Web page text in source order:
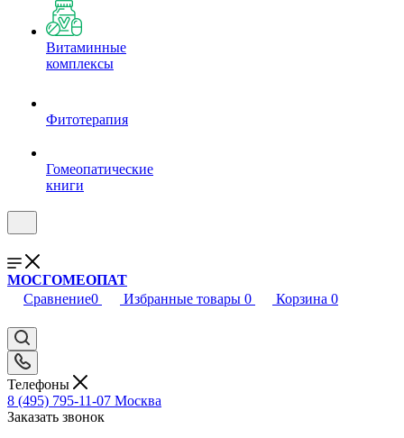
Витаминные
комплексы
Фитотерапия
Гомеопатические
книги
МОСГОМЕОПАТ
Сравнение0 Избранные товары 0 Корзина 0
Телефоны
8 (495) 795-11-07 Москва
Заказать звонок